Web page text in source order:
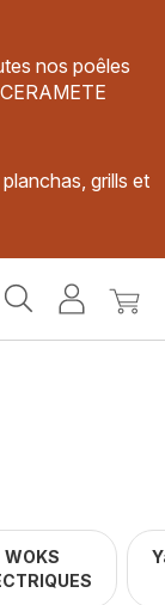
nos poêles
grills et
MonMon
WOKS